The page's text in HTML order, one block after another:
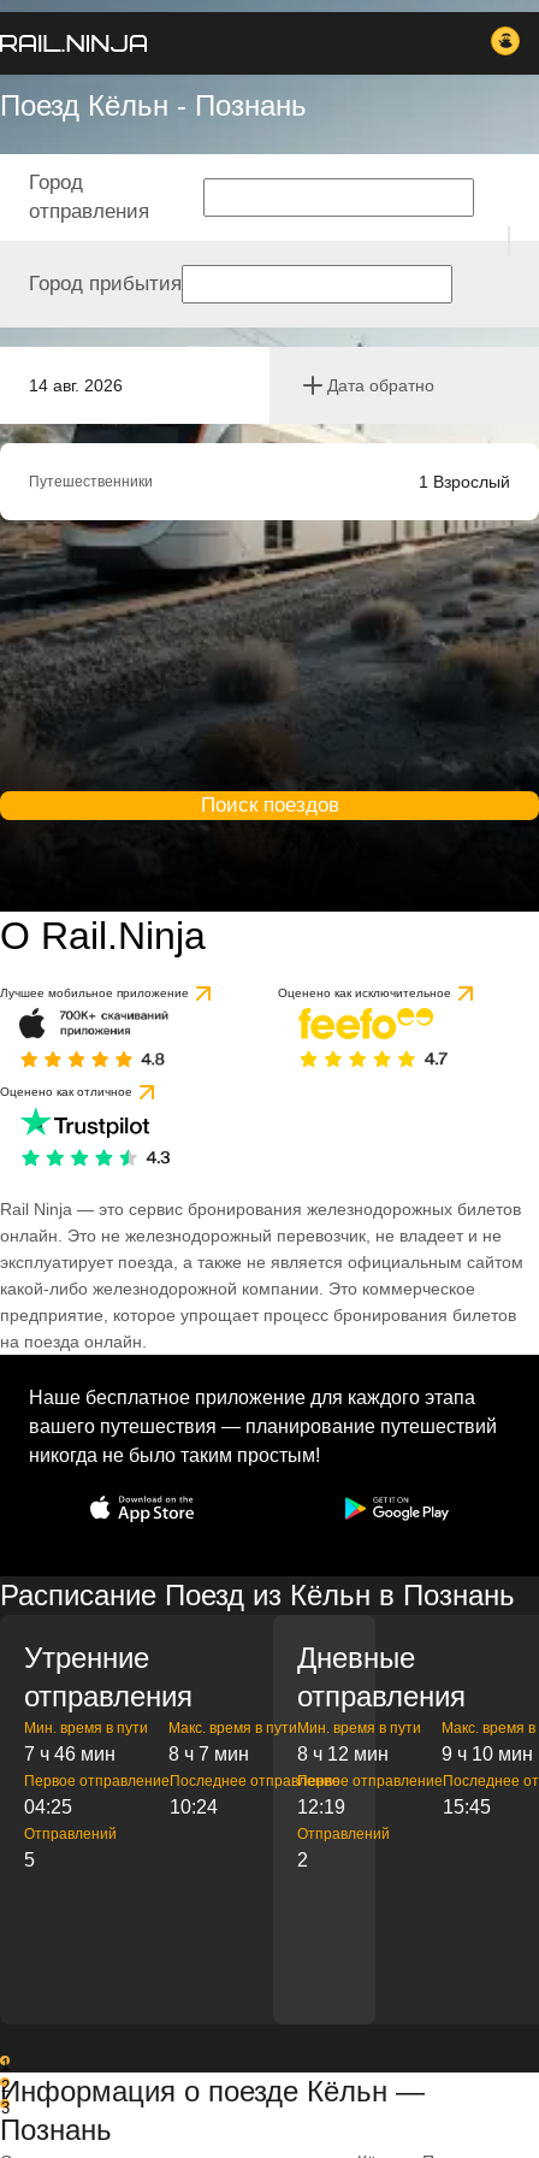
Поезд Кёльн - Познань
14 авг. 2026 Дата обратно
Город
отправления
Город прибытия
Путешественники 1 Взрослый
Поиск поездов
О Rail.Ninja
Лучшее мобильное приложение Оценено как исключительное
Оценено как отличное
Rail Ninja — это сервис бронирования железнодорожных билетов
онлайн. Это не железнодорожный перевозчик, не владеет и не
эксплуатирует поезда, а также не является официальным сайтом
какой-либо железнодорожной компании. Это коммерческое
предприятие, которое упрощает процесс бронирования билетов
на поезда онлайн.
Наше бесплатное приложение для каждого этапа
вашего путешествия — планирование путешествий
никогда не было таким простым!
Расписание Поезд из Кёльн в Познань
Утренние
отправления
Мин. время в пути
7 ч 46 мин
Макс. время в пути
8 ч 7 мин
Первое отправление
04:25
Последнее отправление
10:24
Отправлений
5
Дневные
отправления
Мин. время в пути
8 ч 12 мин
Макс. время в
9 ч 10 мин
Первое отправление
12:19
Последнее
15:45
Отправлений
2
1
2
3
Информация о поезде Кёльн —
Познань